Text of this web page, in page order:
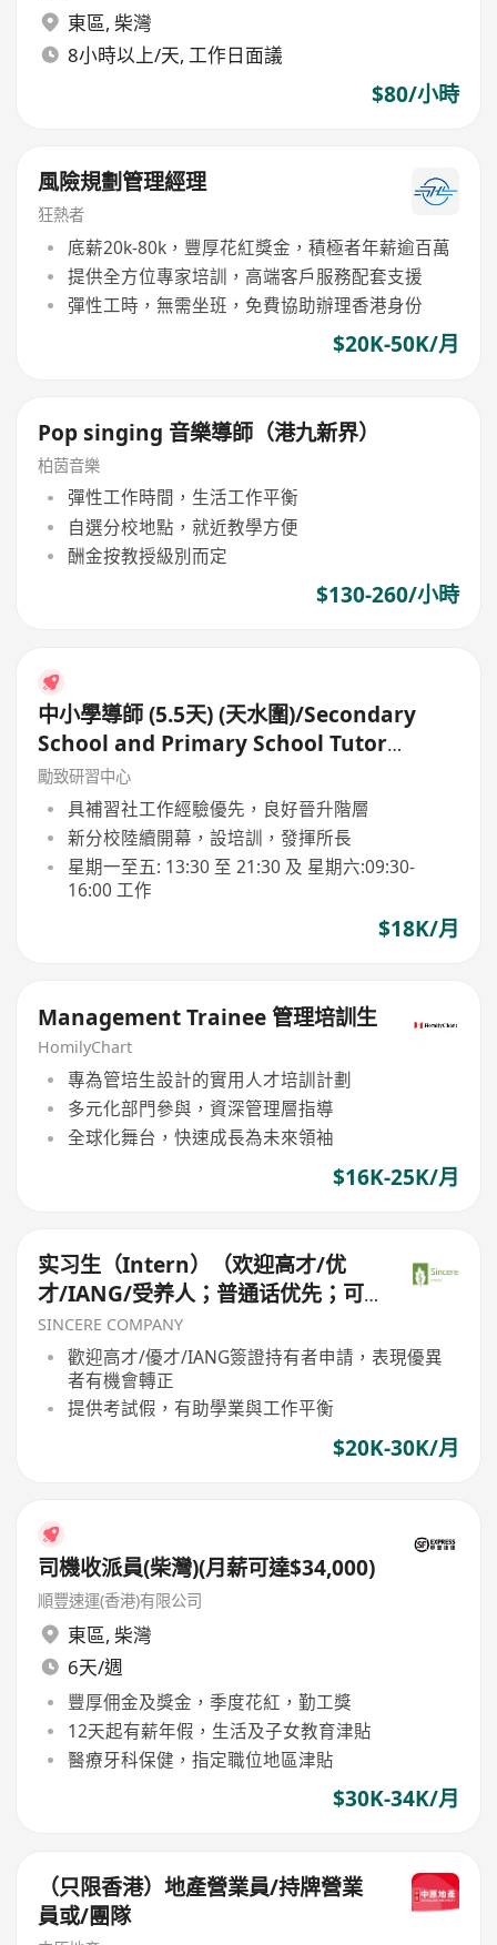
東區, 柴灣
8小時以上/天, 工作日面議
$80/小時
風險規劃管理經理
狂熱者
底薪20k-80k，豐厚花紅獎金，積極者年薪逾百萬
提供全方位專家培訓，高端客戶服務配套支援
彈性工時，無需坐班，免費協助辦理香港身份
$20K-50K/月
Pop singing 音樂導師（港九新界）
柏茵音樂
彈性工作時間，生活工作平衡
自選分校地點，就近教學方便
酬金按教授級別而定
$130-260/小時
中小學導師 (5.5天) (天水圍)/Secondary
School and Primary School Tutor
(5.5days)
勵致研習中心
具補習社工作經驗優先，良好晉升階層
新分校陸續開幕，設培訓，發揮所長
星期一至五: 13:30 至 21:30 及 星期六:09:30-
16:00 工作
$18K/月
Management Trainee 管理培訓生
HomilyChart
專為管培生設計的實用人才培訓計劃
多元化部門參與，資深管理層指導
全球化舞台，快速成長為未來領袖
$16K-25K/月
实习生（Intern）（欢迎高才/优
才/IANG/受养人；普通话优先；可
转正/续签）
SINCERE COMPANY
歡迎高才/優才/IANG簽證持有者申請，表現優異
者有機會轉正
提供考試假，有助學業與工作平衡
$20K-30K/月
司機收派員(柴灣)(月薪可達$34,000)
順豐速運(香港)有限公司
東區, 柴灣
6天/週
豐厚佣金及獎金，季度花紅，勤工獎
12天起有薪年假，生活及子女教育津貼
醫療牙科保健，指定職位地區津貼
$30K-34K/月
（只限香港）地產營業員/持牌營業
員或/團隊